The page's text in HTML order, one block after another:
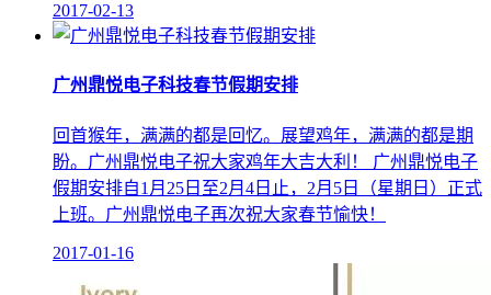
2017-02-13
广州鼎悦电子科技春节假期安排
回首猴年，满满的都是回忆。展望鸡年，满满的都是期
盼。广州鼎悦电子祝大家鸡年大吉大利！ 广州鼎悦电子
假期安排自1月25日至2月4日止，2月5日（星期日）正式
上班。广州鼎悦电子再次祝大家春节愉快！
2017-01-16